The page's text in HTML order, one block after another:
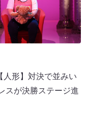
人形】対決で並みい
スが決勝ステージ進